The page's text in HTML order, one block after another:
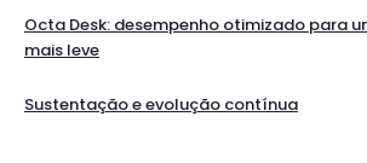
Octa Desk: desempenho otimizado para
mais leve
Sustentação e evolução contínua